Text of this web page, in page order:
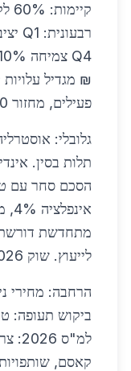
פעילים, מחזור 500 מיליון ₪.
גלובלי:
הסכם סחר עם
מתחדשת
לייעוץ. שוק 2026 אופטימי עם צמיחה מתמשכת.
קאסם,